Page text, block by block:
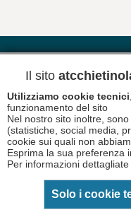
Newsletter
Copyright © 2026 A.T.C.
93017880696
Il sito
Utilizziamo cookie tecnici
funzionamento del sito
Nel nostro sito inoltre, sono
(statistiche, social media,
cookie sui quali non
Esprima la sua preferenza
Per informazioni
Solo i cookie